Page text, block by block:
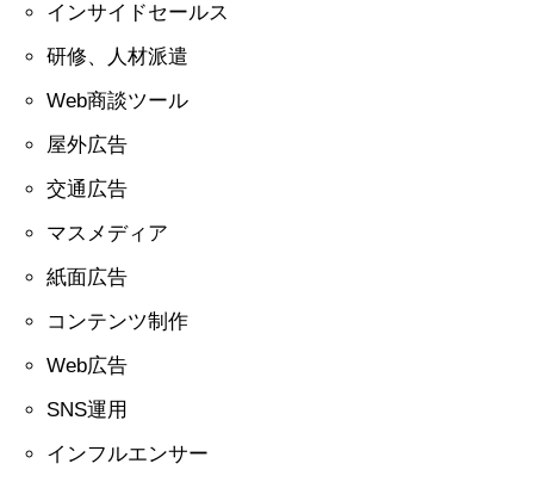
インサイドセールス
研修、人材派遣
Web商談ツール
屋外広告
交通広告
マスメディア
紙面広告
コンテンツ制作
Web広告
SNS運用
インフルエンサー